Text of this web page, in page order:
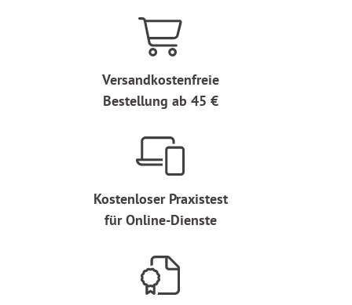
Versandkostenfreie
Bestellung ab 45 €
Kostenloser Praxistest
für Online-Dienste